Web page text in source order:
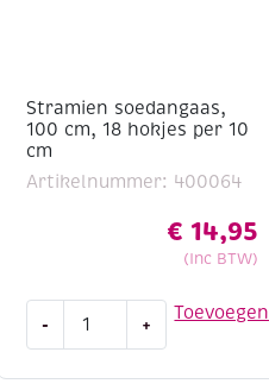
Stramien soedangaas,
100 cm, 18 hokjes per 10
cm
Artikelnummer: 400064
€ 14,95
(Inc BTW)
Toevoegen
-
soedangaas,
+